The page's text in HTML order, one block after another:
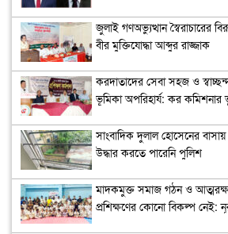
জুলাই গণঅভ্যুত্থান স্বৈরাচারের
বীর মুক্তিযোদ্ধা আব্দুর রাজ্জাক
করদাতাদের সেবা সহজ ও
ভূমিকা অপরিহার্য: কর কমিশনার
সাংবাদিক দুলাল হোসেনের
উদ্ধার করতে পারেনি পুলিশ
মাদকমুক্ত সমাজ গঠন ও
প্রশিক্ষণের কোনো বিকল্প নেই: